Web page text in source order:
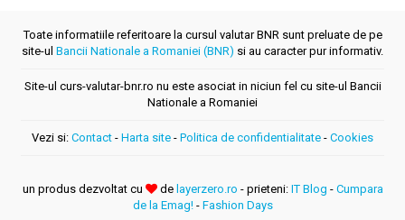
Toate informatiile referitoare la cursul valutar BNR sunt preluate de pe
site-ul Bancii Nationale a Romaniei (BNR) si au caracter pur informativ.
Site-ul curs-valutar-bnr.ro nu este asociat in niciun fel cu site-ul Bancii
Nationale a Romaniei
Vezi si: Contact - Harta site - Politica de confidentialitate - Cookies
un produs dezvoltat cu de layerzero.ro - prieteni: IT Blog - Cumpara
de la Emag!- Fashion Days